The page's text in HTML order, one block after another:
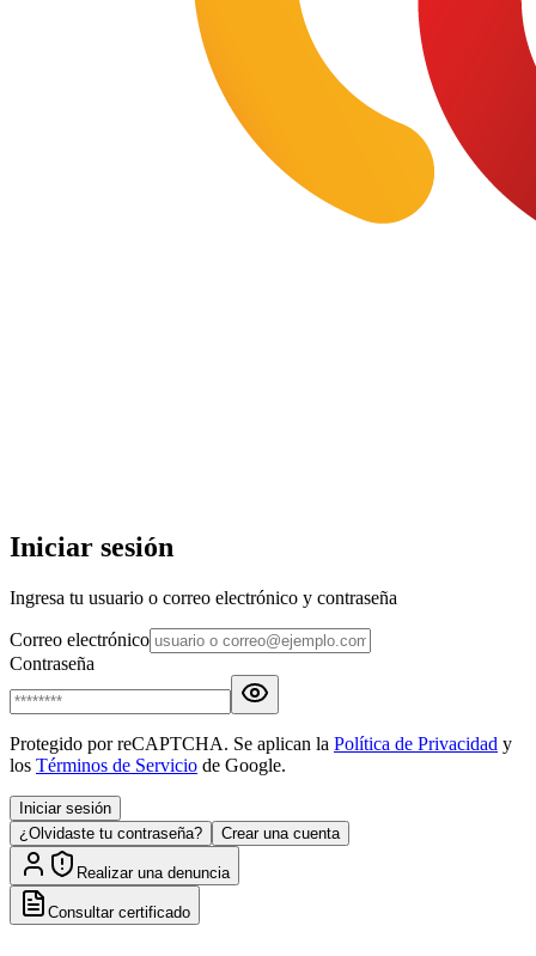
Iniciar sesión
Ingresa tu usuario o correo electrónico y contraseña
Correo electrónico
Contraseña
Protegido por reCAPTCHA. Se aplican la Política de Privacidad y
los Términos de Servicio de Google.
Iniciar sesión
¿Olvidaste tu contraseña?
Crear una cuenta
Realizar una denuncia
Consultar certificado